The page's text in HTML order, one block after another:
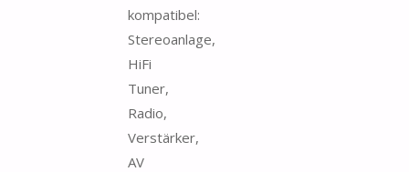
kompatibel:
Stereoanlage,
HiFi
Tuner,
Radio,
Verstärker,
AV